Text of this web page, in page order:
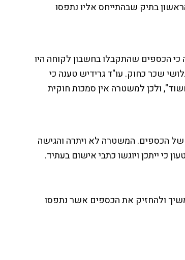
בתיק שבהתייחס אליו נתפסו
כי הכספים שהתקבלו בחשבון לקוחה היו
שכר כחוק. עו"ד גרידיש טענה כי
ולכן למשטרה אין סמכות חוקית
הכספים. המשטרה לא ויתרה והגישה
כי ייתכן ויוגשו כתבי אישום בעתיד.
ולהחזיק את הכספים אשר נתפסו